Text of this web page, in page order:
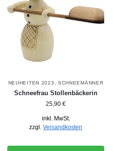
NEUHEITEN 2023 , SCHNEEMÄNNER
Schneefrau Stollenbäckerin
25,90 €
inkl. MwSt.
zzgl. Versandkosten